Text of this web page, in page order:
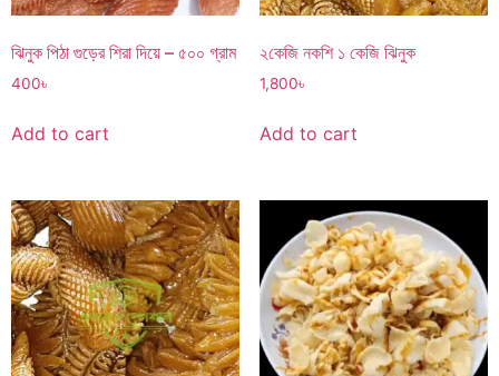
ঝিনুক পিঠা গুড়ের শিরা দিয়ে – ৫০০ গ্রাম
400৳
Add to cart
২কেজি নকশি ১ কেজি ঝিনুক
1,800৳
Add to cart